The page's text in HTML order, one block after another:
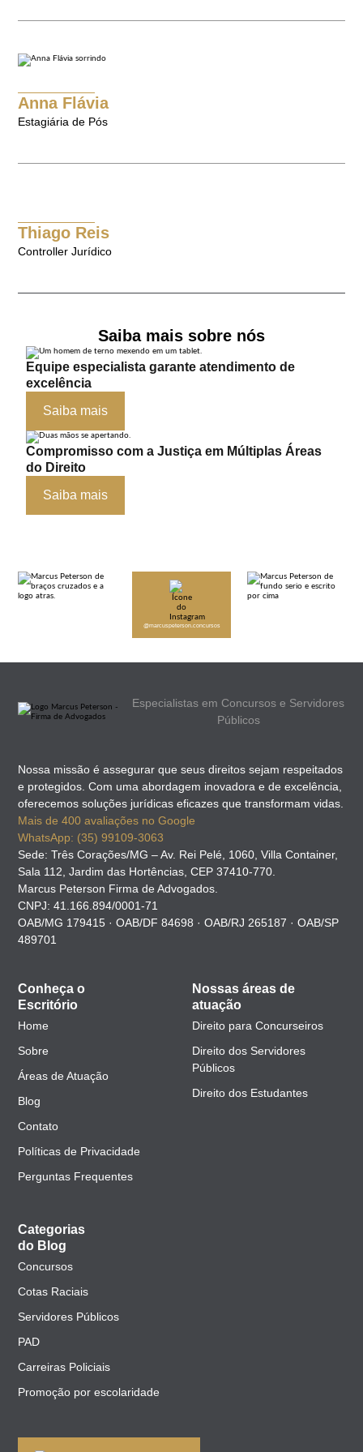
Anna Flávia
Estagiária de Pós
Thiago Reis
Controller Jurídico
Saiba mais sobre nós
Equipe especialista garante atendimento de
excelência
Saiba mais
Compromisso com a Justiça em Múltiplas Áreas
do Direito
Saiba mais
@marcuspeterson.concursos
Especialistas em Concursos e Servidores
Públicos
Nossa missão é assegurar que seus direitos sejam respeitados
e protegidos. Com uma abordagem inovadora e de excelência,
oferecemos soluções jurídicas eficazes que transformam vidas.
Mais de 400 avaliações no Google
WhatsApp: (35) 99109-3063
Sede: Três Corações/MG – Av. Rei Pelé, 1060, Villa Container,
Sala 112, Jardim das Hortências, CEP 37410-770.
Marcus Peterson Firma de Advogados.
CNPJ: 41.166.894/0001-71
OAB/MG 179415 · OAB/DF 84698 · OAB/RJ 265187 · OAB/SP
489701
Conheça o
Escritório
Home
Sobre
Áreas de Atuação
Blog
Contato
Políticas de Privacidade
Perguntas Frequentes
Nossas áreas de
atuação
Direito para Concurseiros
Direito dos Servidores
Públicos
Direito dos Estudantes
Categorias
do Blog
Concursos
Cotas Raciais
Servidores Públicos
PAD
Carreiras Policiais
Promoção por escolaridade